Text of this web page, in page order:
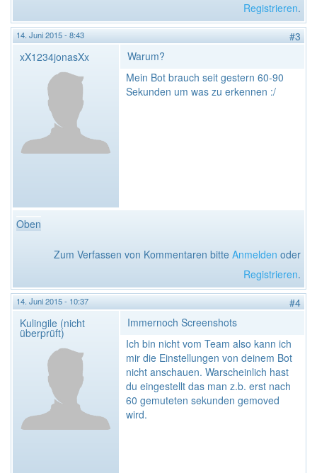
Registrieren.
14. Juni 2015 - 8:43
#3
xX1234jonasXx
Warum?
Mein Bot brauch seit gestern 60-90
Sekunden um was zu erkennen :/
Oben
Zum Verfassen von Kommentaren bitte Anmelden oder
Registrieren.
14. Juni 2015 - 10:37
#4
Kulingile (nicht
überprüft)
Immernoch Screenshots
Ich bin nicht vom Team also kann ich
mir die Einstellungen von deinem Bot
nicht anschauen. Warscheinlich hast
du eingestellt das man z.b. erst nach
60 gemuteten sekunden gemoved
wird.